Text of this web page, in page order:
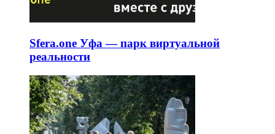
Sfera.one Уфа — парк виртуальной
реальности